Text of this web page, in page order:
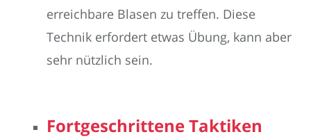
erreichbare Blasen zu treffen. Diese
Technik erfordert etwas Übung, kann aber
sehr nützlich sein.
Fortgeschrittene Taktiken